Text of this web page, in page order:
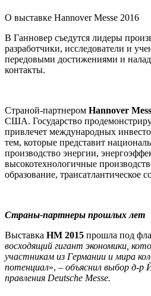
О выставке Hannover Messe 2016
В Ганновер съедутся лидеры
разработчики, исследователи и
передовыми достижениями и
контакты.
Страной-партнером Hannover
США. Государство
привлечет международных
тем, которые представит
производство энергии,
высокотехнологичные
образование, трансатлантическое
Страны-партнеры прошлых лет
Выставка HM 2015 прошла под
восходящий гигант экономики,
участникам из Германии и мира
потенциал», – объяснил выбор д-р
правления Deutsche Messe.